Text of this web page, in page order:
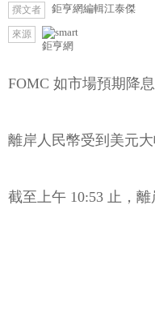
撰文者 鉅亨網編輯江泰傑
來源
鉅亨網
FOMC 如市場預期降
離岸人民幣受到美元
截至上午 10:53 止，離